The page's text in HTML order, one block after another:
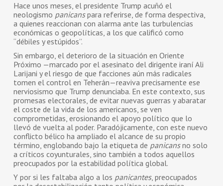
Hace unos meses, el presidente Trump acuñó el
neologismo panicanspara referirse, de forma despectiva,
a quienes reaccionan con alarma ante las turbulencias
económicas o geopolíticas, a los que calificó como
“débiles y estúpidos”.
Sin embargo, el deterioro de la situación en Oriente
Próximo —marcado por el asesinato del dirigente iraní Ali
Larijani y el riesgo de que facciones aún más radicales
tomen el control en Teherán—reaviva precisamente ese
nerviosismo que Trump denunciaba. En este contexto, sus
promesas electorales, de evitar nuevas guerras y abaratar
el coste de la vida de los americanos, se ven
comprometidas, erosionando el apoyo político que lo
llevó de vuelta al poder. Paradójicamente, con este nuevo
conflicto bélico ha ampliado el alcance de su propio
término, englobando bajo la etiqueta de panicansno solo
a críticos coyunturales, sino también a todos aquellos
preocupados por la estabilidad política global.
Y por si les faltaba algo a los panicantes, preocupados